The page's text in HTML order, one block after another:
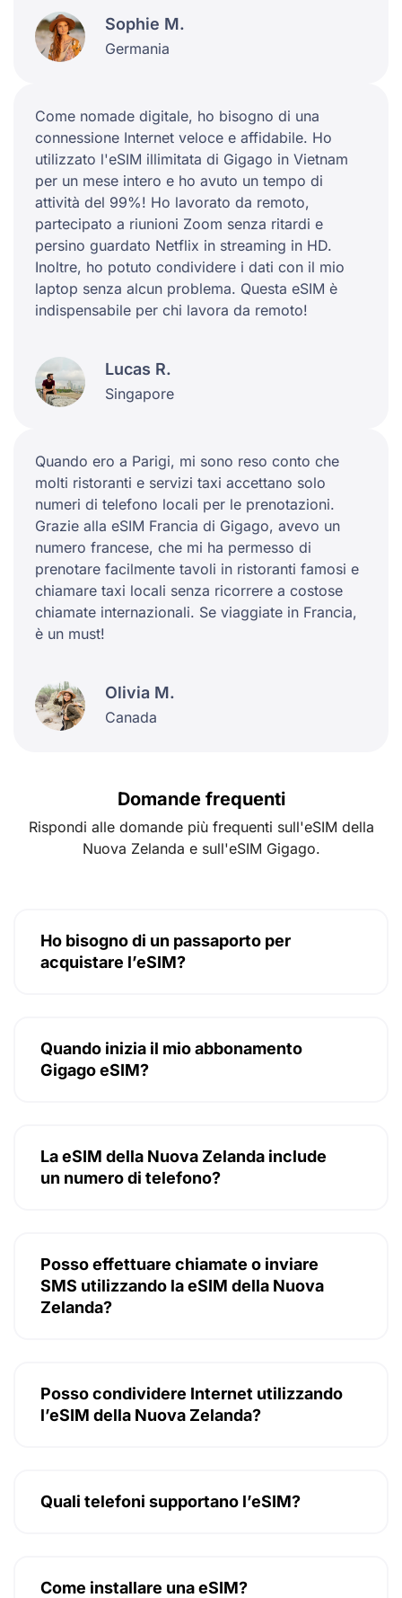
Sophie M.
Germania
Come nomade digitale, ho bisogno di una
connessione Internet veloce e affidabile. Ho
utilizzato l'eSIM illimitata di Gigago in Vietnam
per un mese intero e ho avuto un tempo di
attività del 99%! Ho lavorato da remoto,
partecipato a riunioni Zoom senza ritardi e
persino guardato Netflix in streaming in HD.
Inoltre, ho potuto condividere i dati con il mio
laptop senza alcun problema. Questa eSIM è
indispensabile per chi lavora da remoto!
Lucas R.
Singapore
Quando ero a Parigi, mi sono reso conto che
molti ristoranti e servizi taxi accettano solo
numeri di telefono locali per le prenotazioni.
Grazie alla eSIM Francia di Gigago, avevo un
numero francese, che mi ha permesso di
prenotare facilmente tavoli in ristoranti famosi e
chiamare taxi locali senza ricorrere a costose
chiamate internazionali. Se viaggiate in Francia,
è un must!
Olivia M.
Canada
Domande frequenti
Rispondi alle domande più frequenti sull'eSIM della
Nuova Zelanda e sull'eSIM Gigago.
Ho bisogno di un passaporto per
acquistare l’eSIM?
Quando inizia il mio abbonamento
Gigago eSIM?
La eSIM della Nuova Zelanda include
un numero di telefono?
Posso effettuare chiamate o inviare
SMS utilizzando la eSIM della Nuova
Zelanda?
Posso condividere Internet utilizzando
l’eSIM della Nuova Zelanda?
Quali telefoni supportano l’eSIM?
Come installare una eSIM?